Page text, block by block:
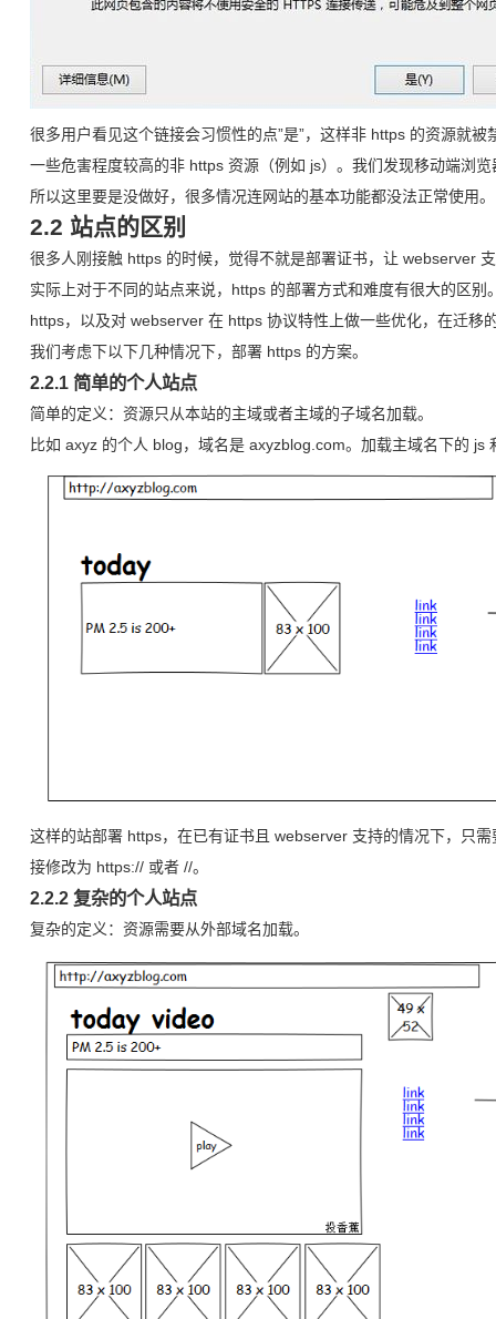
很多用户看见这个链接会习惯性的点”是”，这样非 https 的资源就
一些危害程度较高的非 https 资源（例如 js）。我们发现移动端浏
所以这里要是没做好，很多情况连网站的基本功能都没法正常使用。
2.2 站点的区别
很多人刚接触 https 的时候，觉得不就是部署证书，让 webserver
实际上对于不同的站点来说，https 的部署方式和难度有很大的区
https，以及对 webserver 在 https 协议特性上做一些优化，在迁移
我们考虑下以下几种情况下，部署 https 的方案。
2.2.1 简单的个人站点
简单的定义：资源只从本站的主域或者主域的子域名加载。
比如 axyz 的个人 blog，域名是 axyzblog.com。加载主域名下的 js
这样的站部署 https，在已有证书且 webserver 支持的情况下，只
接修改为 https:// 或者 //。
2.2.2 复杂的个人站点
复杂的定义：资源需要从外部域名加载。